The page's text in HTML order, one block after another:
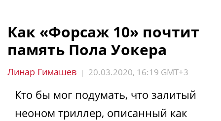
Как «Форсаж 10» почтит
память Пола Уокера
Линар Гимашев | 20.03.2020, 16:19 GMT+3
Кто бы мог подумать, что залитый
неоном триллер, описанный как